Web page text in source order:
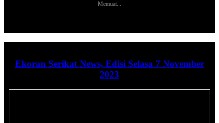
Memuat...
Ekoran Serikat News, Edisi Selasa 7 November
2023